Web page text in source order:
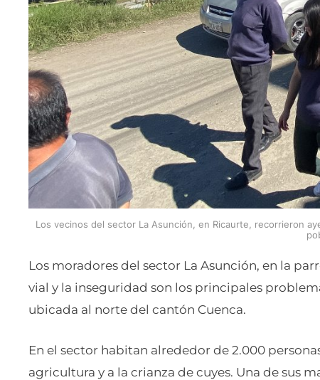
Los vecinos del sector La Asunción, en Ricaurte, recorrieron
Los moradores del sector La Asunción, en la
vial y la inseguridad son los principales
ubicada al norte del cantón Cuenca.
En el sector habitan alrededor de 2.000
agricultura y a la crianza de cuyes. Una de sus